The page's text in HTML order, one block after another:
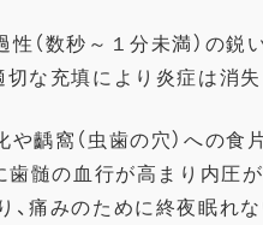
（ 数秒～１分未満）の鋭
な充填により炎症は消失
齲窩（ 虫歯の穴）への食
歯髄の血行が高まり内圧
、痛みのために終夜眠れ